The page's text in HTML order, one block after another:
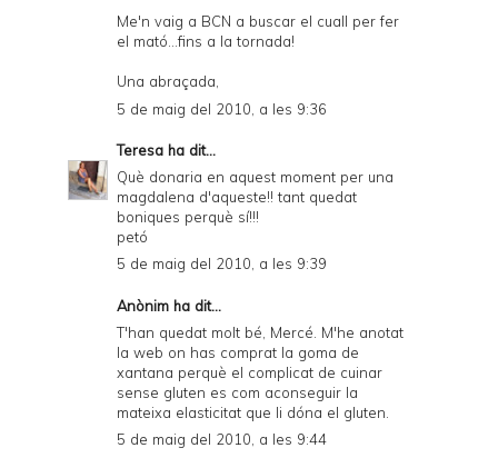
Me'n vaig a BCN a buscar el cuall per fer
el mató...fins a la tornada!
Una abraçada,
5 de maig del 2010, a les 9:36
Teresa ha dit...
Què donaria en aquest moment per una
magdalena d'aqueste!! tant quedat
boniques perquè sí!!!
petó
5 de maig del 2010, a les 9:39
Anònim ha dit...
T'han quedat molt bé, Mercé. M'he anotat
la web on has comprat la goma de
xantana perquè el complicat de cuinar
sense gluten es com aconseguir la
mateixa elasticitat que li dóna el gluten.
5 de maig del 2010, a les 9:44